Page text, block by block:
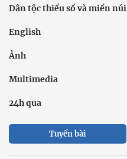
Dân tộc thiểu số và miền núi
English
Ảnh
Multimedia
24h qua
Tuyến bài